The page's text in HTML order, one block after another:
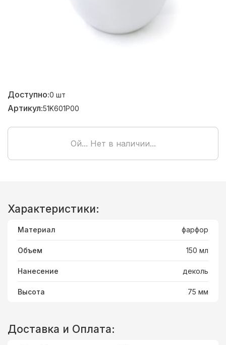
Доступно:0 шт
Артикул:51K601P00
Ой... Нет в наличии...
Характеристики:
Материал фарфор
Объем 150 мл
Нанесение деколь
Высота 75 мм
Доставка и Оплата: